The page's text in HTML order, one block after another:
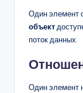
Один элемент
объект
поток данных.
Один элемент